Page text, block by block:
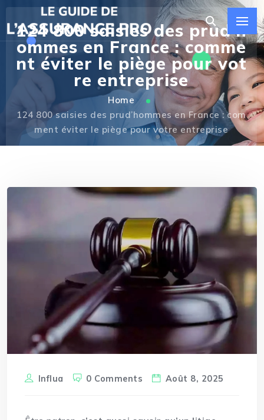
124 800 saisies des prud’h
ommes en France : comme
nt éviter le piège pour vot
re entreprise
Home
124 800 saisies des prud’hommes en France : com
ment éviter le piège pour votre entreprise
Influa 0 Comments Août 8, 2025